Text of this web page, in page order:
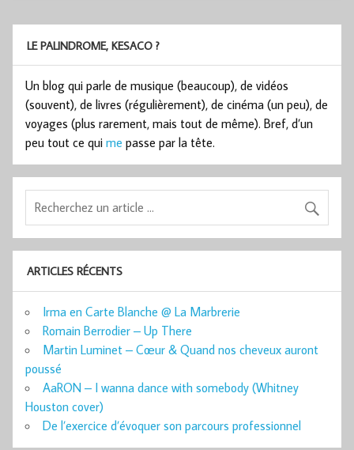
LE PALINDROME, KESACO ?
Un blog qui parle de musique (beaucoup), de vidéos
(souvent), de livres (régulièrement), de cinéma (un peu), de
voyages (plus rarement, mais tout de même). Bref, d’un
peu tout ce qui me passe par la tête.
ARTICLES RÉCENTS
Irma en Carte Blanche @ La Marbrerie
Romain Berrodier – Up There
Martin Luminet – Cœur & Quand nos cheveux auront
poussé
AaRON – I wanna dance with somebody (Whitney
Houston cover)
De l’exercice d’évoquer son parcours professionnel